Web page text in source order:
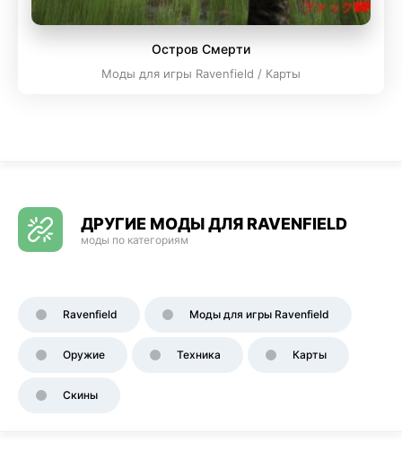
Остров Смерти
Моды для игры Ravenfield / Карты
ДРУГИЕ МОДЫ ДЛЯ RAVENFIELD
моды по категориям
Ravenfield Моды для игры Ravenfield
Оружие Техника Карты
Скины